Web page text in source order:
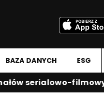
BAZA DANYCH ESG
serialowo-filmowych